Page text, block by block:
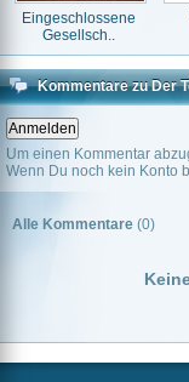
Eingeschlossene
Gesellsch..
Kommentare zu Der
Um einen Kommentar
Wenn Du noch kein Konto
Alle Kommentare (0)